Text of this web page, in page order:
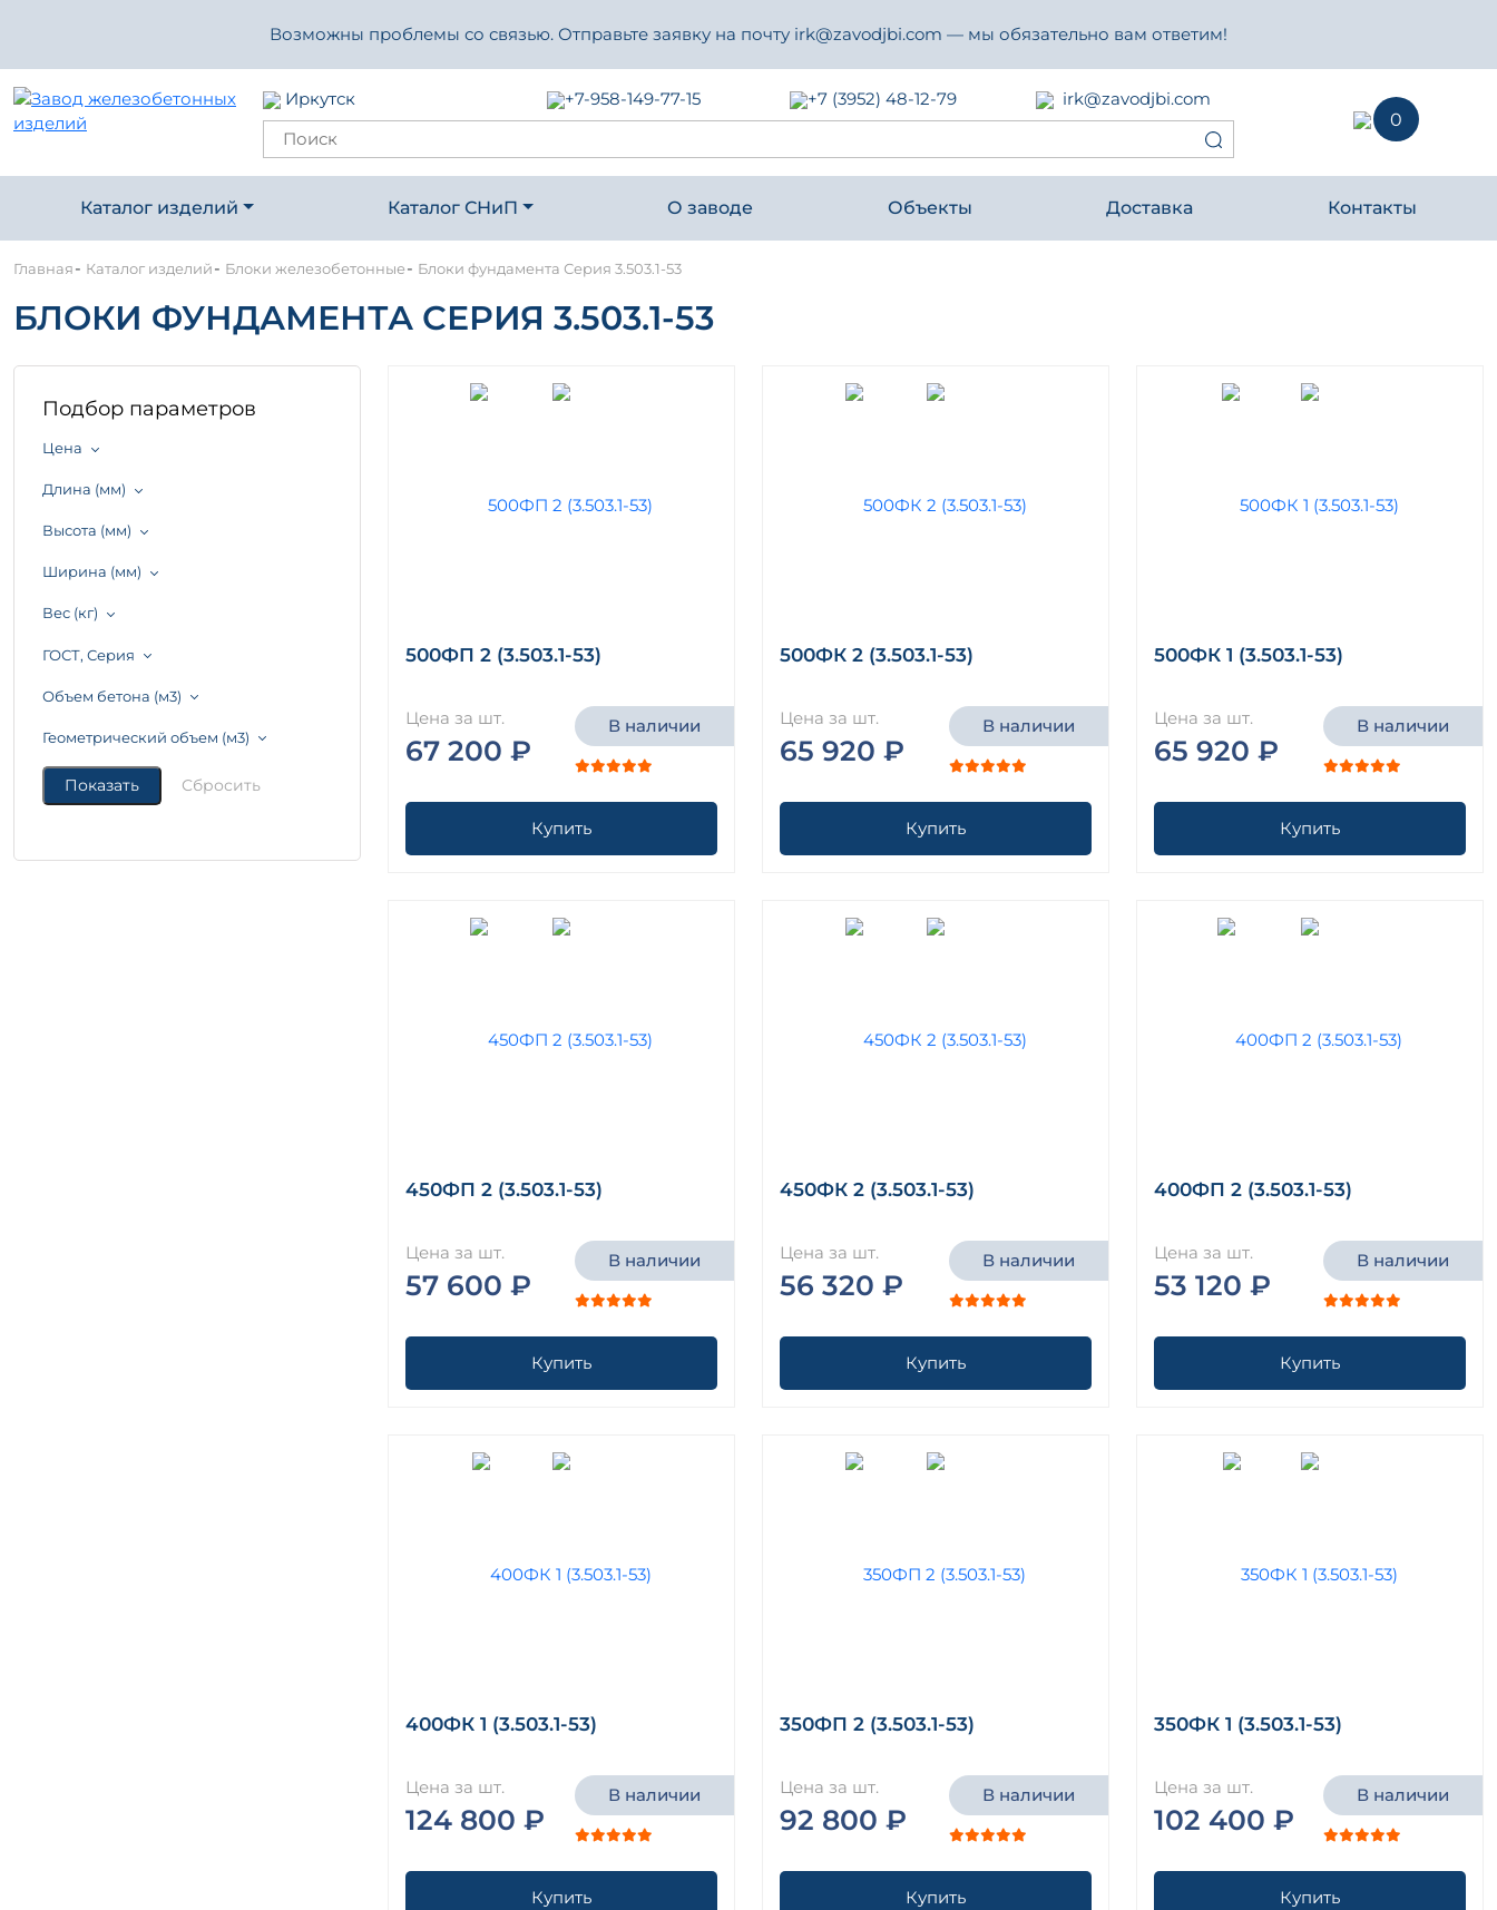
Возможны проблемы со связью. Отправьте заявку на почту irk@zavodjbi.com — мы обязательно вам ответим!
Иркутск +7-958-149-77-15 +7 (3952) 48-12-79
irk@zavodjbi.com
0
Каталог изделий Каталог СНиП О заводе Объекты Доставка Контакты
Главная- Каталог изделий- Блоки железобетонные- Блоки фундамента Серия 3.503.1-53
БЛОКИ ФУНДАМЕНТА СЕРИЯ 3.503.1-53
Подбор параметров
Цена
Длина (мм)
Высота (мм)
Ширина (мм)
Вес (кг)
ГОСТ, Серия
Объем бетона (м3)
Геометрический объем (м3)
500ФП 2 (3.503.1-53)
Цена за шт.
67 200 ₽
В наличии
Купить
500ФК 2 (3.503.1-53)
Цена за шт.
65 920 ₽
В наличии
Купить
500ФК 1 (3.503.1-53)
Цена за шт.
65 920 ₽
В наличии
Купить
450ФП 2 (3.503.1-53)
Цена за шт.
57 600 ₽
В наличии
Купить
450ФК 2 (3.503.1-53)
Цена за шт.
56 320 ₽
В наличии
Купить
400ФП 2 (3.503.1-53)
Цена за шт.
53 120 ₽
В наличии
Купить
400ФК 1 (3.503.1-53)
Цена за шт.
124 800 ₽
В наличии
Купить
350ФП 2 (3.503.1-53)
Цена за шт.
92 800 ₽
В наличии
Купить
350ФК 1 (3.503.1-53)
Цена за шт.
102 400 ₽
В наличии
Купить